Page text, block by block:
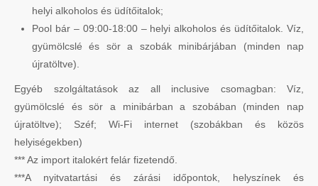
helyi alkoholos és üdítőitalok;
Pool bár – 09:00-18:00 – helyi alkoholos és üdítőitalok. Víz,
gyümölcslé és sör a szobák minibárjában (minden nap
újratöltve).
Egyéb szolgáltatások az all inclusive csomagban: Víz,
gyümölcslé és sör a minibárban a szobában (minden nap
újratöltve); Széf; Wi-Fi internet (szobákban és közös
helyiségekben)
*** Az import italokért felár fizetendő.
***A nyitvatartási és zárási időpontok, helyszínek és